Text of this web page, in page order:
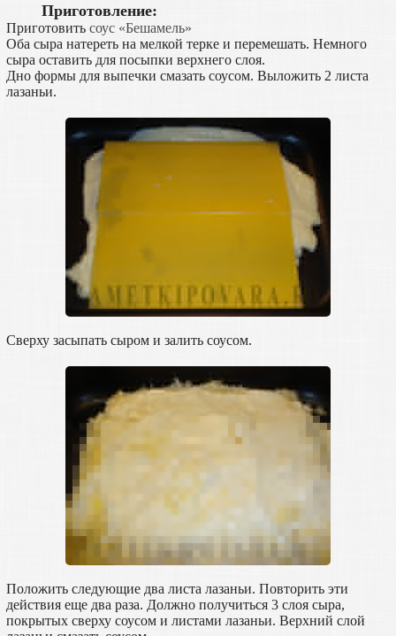
Приготовление:
Приготовить соус «Бешамель»
Оба сыра натереть на мелкой терке и перемешать. Немного
сыра оставить для посыпки верхнего слоя.
Дно формы для выпечки смазать соусом. Выложить 2 листа
лазаньи.
Сверху засыпать сыром и залить соусом.
Положить следующие два листа лазаньи. Повторить эти
действия еще два раза. Должно получиться 3 слоя сыра,
покрытых сверху соусом и листами лазаньи. Верхний слой